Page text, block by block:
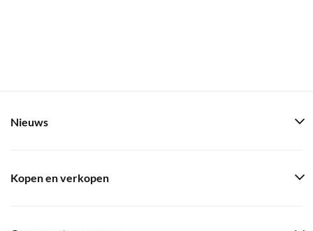
Nieuws
Kopen en verkopen